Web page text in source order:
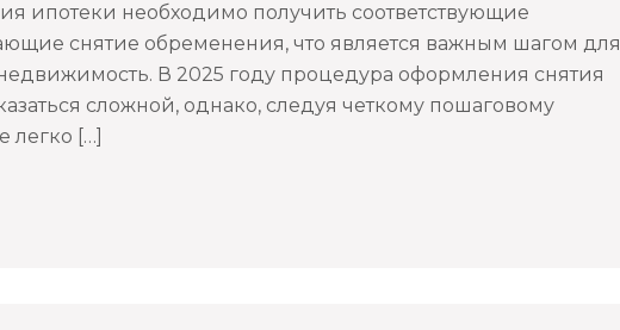
ипотеки необходимо получить соответствующие
снятие обременения, что является важным шагом для
В 2025 году процедура оформления снятия
сложной, однако, следуя четкому пошаговому
легко […]